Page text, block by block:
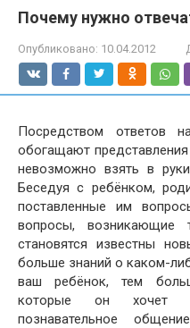
Почему нужно
Опубликовано: 10.04.2012
Посредством ответов
обогащают
невозможно взять в
Беседуя с ребёнком,
поставленные им
вопросы, возникающие
становятся известны
больше знаний о каком-
ваш ребёнок, тем
которые он хочет
познавательное